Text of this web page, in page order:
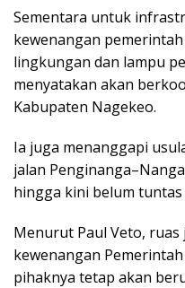
Sementara untuk
kewenangan
lingkungan dan lampu
menyatakan akan
Kabupaten Nagekeo.
Ia juga menanggapi
jalan
hingga kini belum
Menurut Paul Veto,
kewenangan
pihaknya tetap akan